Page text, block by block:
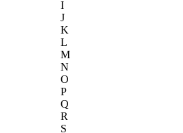
I
J
K
L
M
N
O
P
Q
R
S